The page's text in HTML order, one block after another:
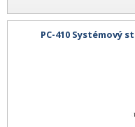
PC-410 Systémový